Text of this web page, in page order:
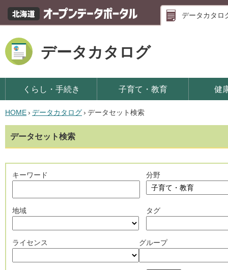
データカタロ
データカタログ
くらし・手続き 子育て・教育 健
HOME› データカタログ› データセット検索
データセット検索
キーワード 分野
地域 タグ
ライセンス グループ